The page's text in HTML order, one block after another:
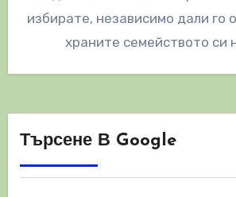
избирате, независимо дали го
храните семейството си
Търсене В Google